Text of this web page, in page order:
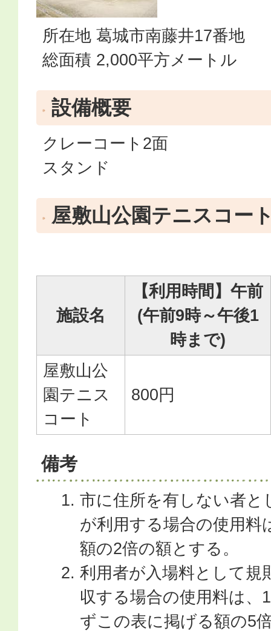
所在地 葛城市南藤井17番地
総面積 2,000平方メートル
設備概要
クレーコート2面
スタンド
屋敷山公園テニスコー
施設名
【利用時間】午前
(午前9時～午後1
時まで)
屋敷山公
園テニス
コート
800円
備考
市に住所を有しない者と
が利用する場合の使用料
額の2倍の額とする。
利用者が入場料として規
収する場合の使用料は、
ずこの表に掲げる額の5